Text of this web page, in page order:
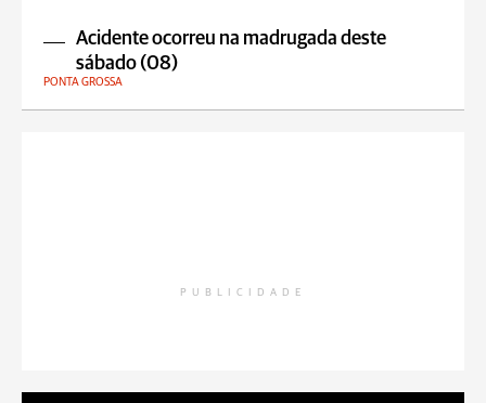
Acidente ocorreu na madrugada deste
sábado (08)
PONTA GROSSA
PUBLICIDADE